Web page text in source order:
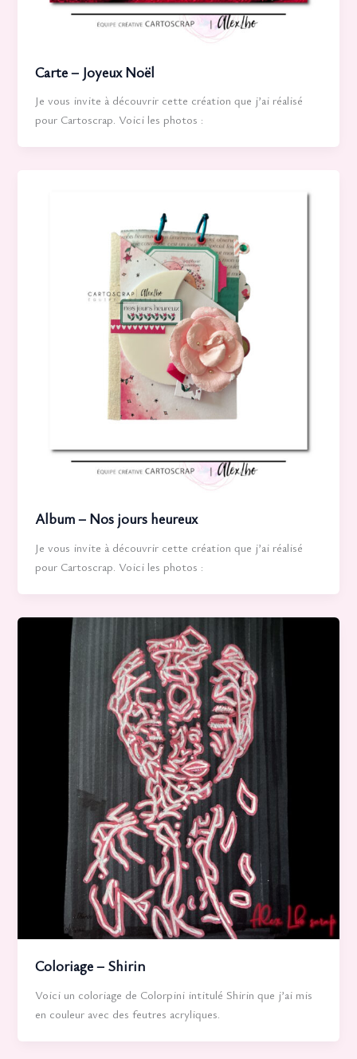
Carte – Joyeux Noël
Je vous invite à découvrir cette création que j’ai réalisé
pour Cartoscrap. Voici les photos :
Album – Nos jours heureux
Je vous invite à découvrir cette création que j’ai réalisé
pour Cartoscrap. Voici les photos :
Coloriage – Shirin
Voici un coloriage de Colorpini intitulé Shirin que j’ai mis
en couleur avec des feutres acryliques.